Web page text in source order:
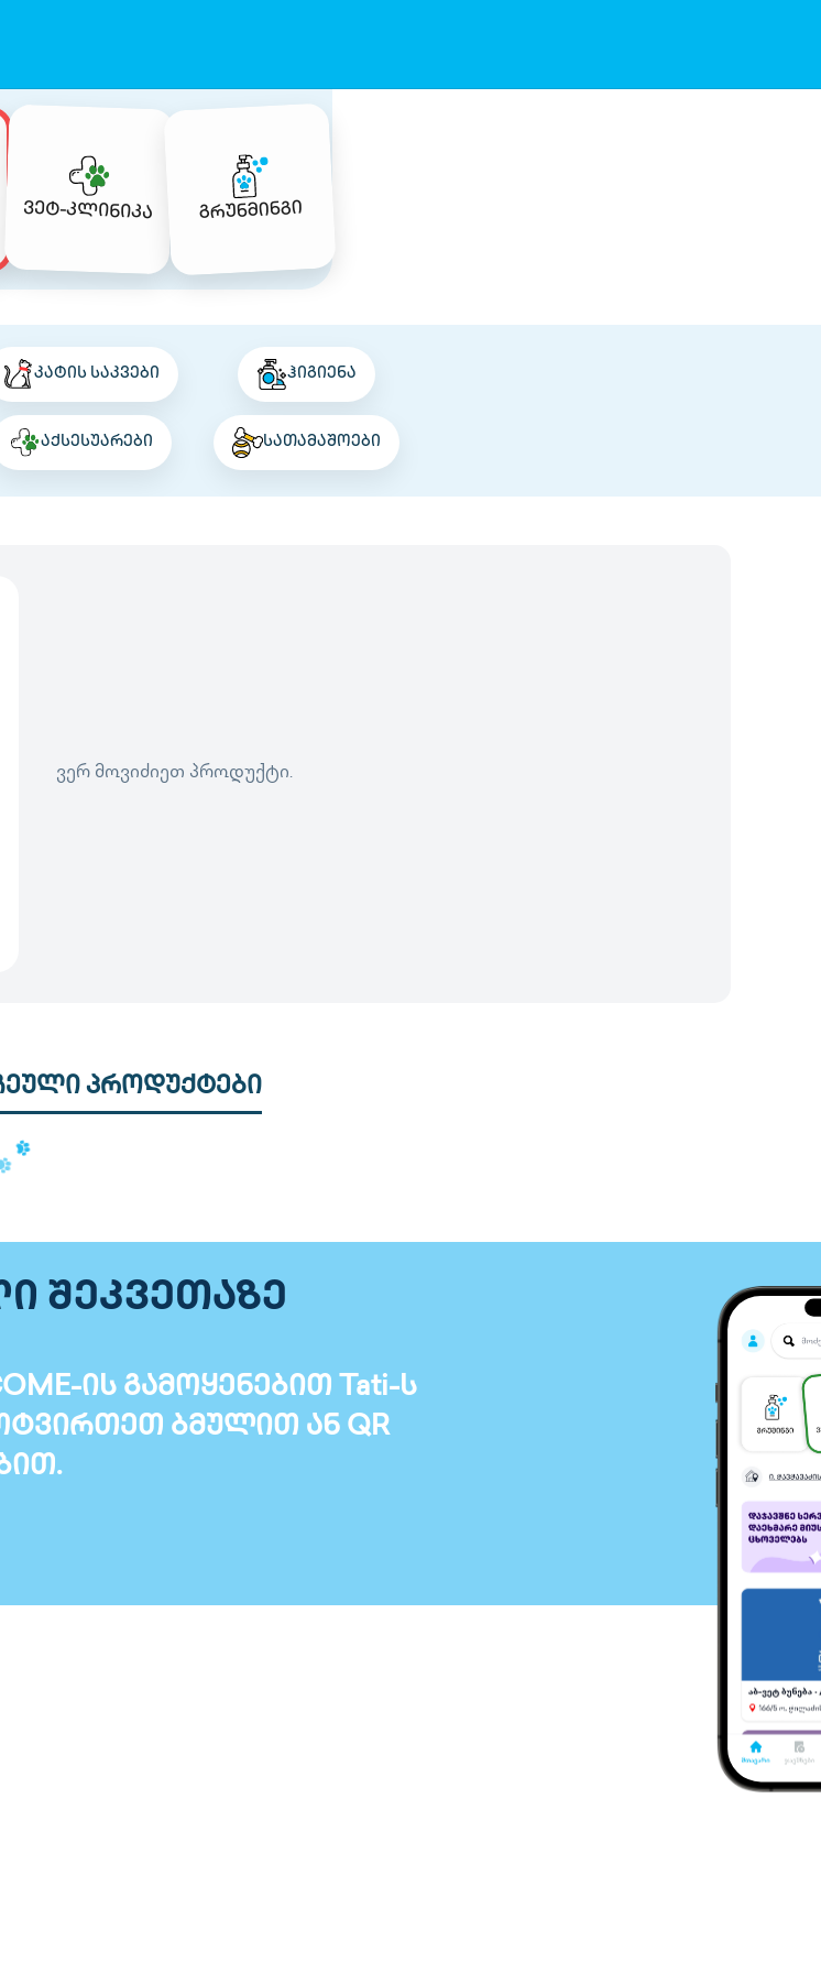
ვეტ-კლინიკა გრუნმინგი
კატის საკვები ჰიგიენა
აქსესუარები სათამაშოები
ვერ მოვიძიეთ პროდუქტი.
პროდუქტები
შეკვეთაზე
ის გამოყენებით Tati-ს
ბმულით ან QR